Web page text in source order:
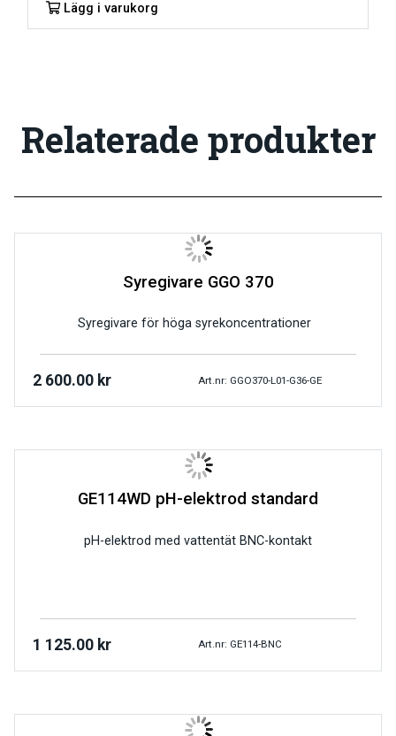
Lägg i varukorg
Relaterade produkter
Syregivare GGO 370
Syregivare för höga syrekoncentrationer
2 600.00 kr Art.nr: GGO370-L01-G36-GE
GE114WD pH-elektrod standard
pH-elektrod med vattentät BNC-kontakt
1 125.00 kr Art.nr: GE114-BNC